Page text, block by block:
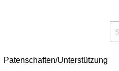
Patenschaften/Unterstützung